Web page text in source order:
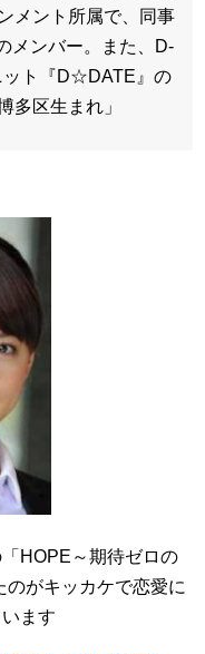
メント所属で、同事
メンバー。また、D-
ット『D☆DATE』の
多区生まれ」
HOPE～期待ゼロの
のがキッカケで恋愛に
ます